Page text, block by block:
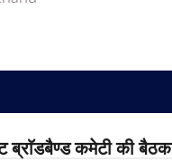
ब्राॅडबैण्ड कमेटी की बैठक